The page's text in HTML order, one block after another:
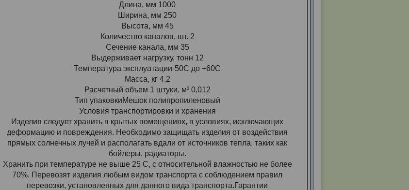
Длина, мм 1000
Ширина, мм 250
Высота, мм 45
Количество каналов, шт. 2
Сечение канала, мм 35
Выдерживает нагрузку, тонн 12
Температура эксплуатации-50С до +60С
Масса, кг 4,2
Расчетный объем 1 штуки, м³ 0,012
Тип упаковкиМешок полипропиленовый
Условия транспортировки и хранения
Изделия следует хранить в крытых помещениях, в условиях, исключающих
деформацию и повреждения. Необходимо защищать изделия от воздействия
прямых солнечных лучей и располагать вдали от источников тепла, таких как
бойлеры, радиаторы.
Хранить при температуре не выше 25 С, с относительной влажностью не более
70%. Перевозят изделия любым видом транспорта с соблюдением правил
перевозки, установленных для данного вида транспорта.Гарантии